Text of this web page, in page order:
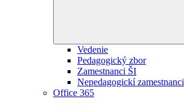
Vedenie
Pedagogický zbor
Zamestnanci ŠI
Nepedagogickí zamestnanci
Office 365